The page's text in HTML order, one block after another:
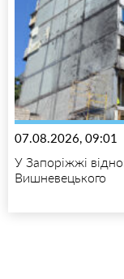
07.08.2026, 09:01
У Запоріжжі
Вишневецького